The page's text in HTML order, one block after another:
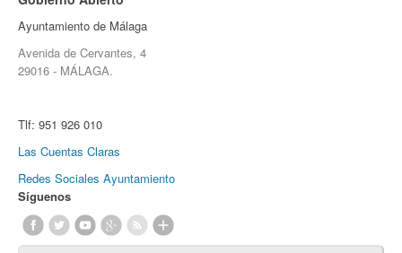
Ayuntamiento de Málaga
Avenida de Cervantes, 4
29016 - MÁLAGA.
Tlf: 951 926 010
Las Cuentas Claras
Redes Sociales Ayuntamiento
Síguenos